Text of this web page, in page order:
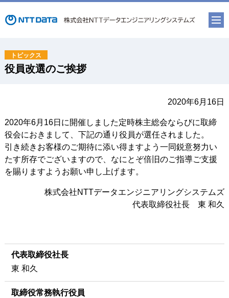
役員改選のご挨拶
2020年6月16日
2020年6月16日に開催しました定時株主総会ならびに取締
役会におきまして、下記の通り役員が選任されました。
引き続きお客様のご期待に添い得ますよう一同鋭意努力い
たす所存でございますので、なにとぞ倍旧のご指導ご支援
を賜りますようお願い申し上げます。
株式会社NTTデータエンジニアリングシステムズ
代表取締役社長 東 和久
代表取締役社長
東 和久
取締役常務執行役員